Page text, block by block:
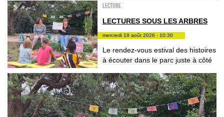
Lecture
LECTURES SOUS LES ARBRES
mercredi 19 août 2026 - 10:30
Le rendez-vous estival des histoires
à écouter dans le parc juste à côté